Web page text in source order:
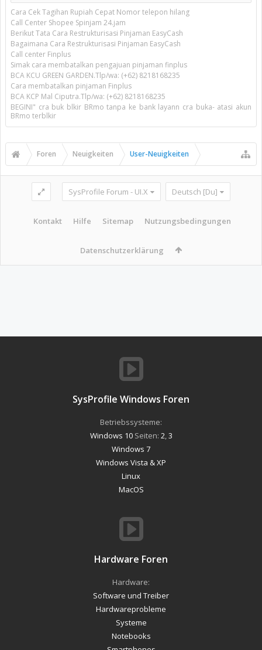
Cara Cek Tagihan Rupiah Cepat Nomor telepon hilang
Call Center Shopee Spinjam 24.jam
Berikut Tata Cara Restrukturisasi Pinjaman EasyCash
Bagaimana Cara Restrukturisasi Pinjaman EasyCash
Call center Finplus
Simak cara membatalkan pengajuan pinjaman finplus
BCA KCU GREEN GARDEN.Tlp/wa: (+62) 8218168235
Cara membatalkan pinjaman Finplus
BCA KCP Mal Ciputra.Tlp/wa: (+62) 8218168235
BEGINI" cra buk blkir BRmo tanpa ke bank layann cra buka- atasi akun
BRmo terblkir
Foren Neuigkeiten User-Neuigkeiten
SysProfile Forum - UI.X Deutsch [Du]
Kontakt Hilfe Sitemap Nutzungsbedingungen
Datenschutzerklärung
SysProfile Windows Foren
Betriebssysteme:
Windows 10Seiten: 2 3
Windows 7
Windows Vista & XP
Linux
MacOS
Hardware Foren
Hardware:
Software und Treiber
Hardwareprobleme
Systeme
Notebooks